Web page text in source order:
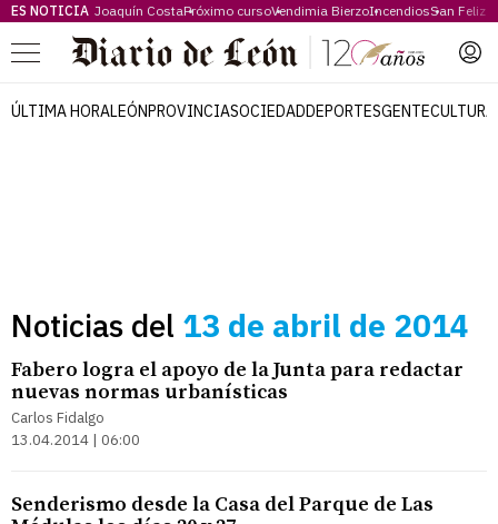
ES NOTICIA Joaquín CostaPróximo cursoVendimia BierzoIncendiosSan Feliz
Menú
ÚLTIMA HORALEÓNPROVINCIASOCIEDADDEPORTESGENTECULTURA
Noticias del 13 de abril de 2014
Fabero logra el apoyo de la Junta para redactar
nuevas normas urbanísticas
Carlos Fidalgo
13.04.2014 | 06:00
Senderismo desde la Casa del Parque de Las